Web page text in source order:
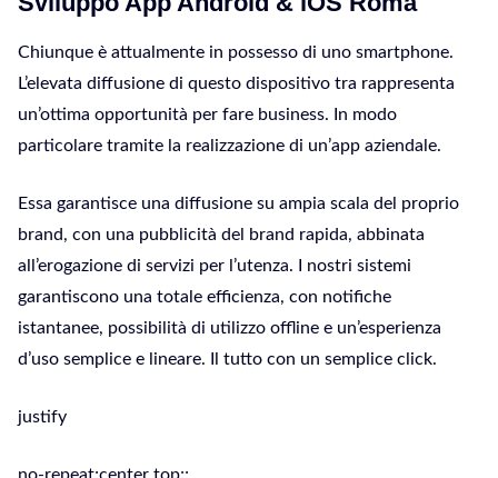
Chiunque è attualmente in possesso di uno smartphone.
L’elevata diffusione di questo dispositivo tra rappresenta
un’ottima opportunità per fare business. In modo
particolare tramite la realizzazione di un’app aziendale.
Essa garantisce una diffusione su ampia scala del proprio
brand, con una pubblicità del brand rapida, abbinata
all’erogazione di servizi per l’utenza. I nostri sistemi
garantiscono una totale efficienza, con notifiche
istantanee, possibilità di utilizzo offline e un’esperienza
d’uso semplice e lineare. Il tutto con un semplice click.
justify